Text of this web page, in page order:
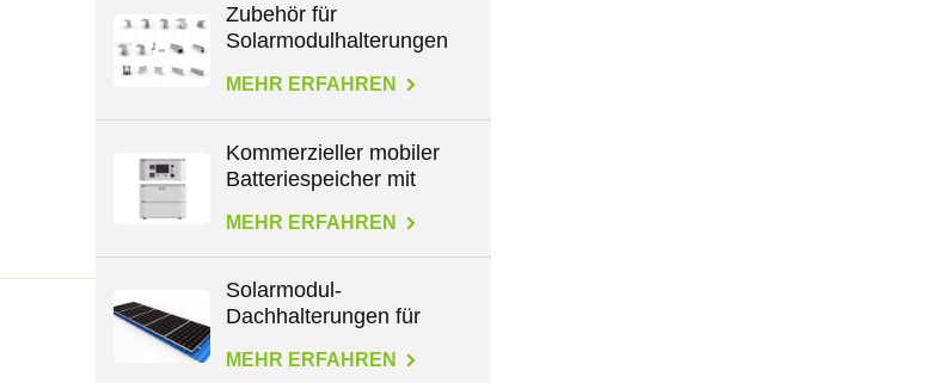
Zubehör für
Solarmodulhalterungen
MEHR ERFAHREN
Kommerzieller mobiler
Batteriespeicher mit
2,3 kWh
MEHR ERFAHREN
Solarmodul-
Dachhalterungen für
MEHR ERFAHREN